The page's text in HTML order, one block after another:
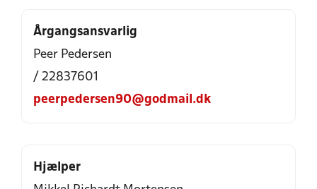
Årgangsansvarlig
Peer Pedersen
/ 22837601
peerpedersen90@godmail.dk
Hjælper